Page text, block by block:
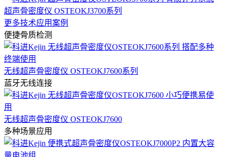
超声骨密度仪 OSTEOKJ3700系列
更多技术应用案例
便捷骨质检测
无线超声骨密度仪 OSTEOKJ7600系列
蓝牙无线连接
无线超声骨密度仪 OSTEOKJ7600
多种场景应用